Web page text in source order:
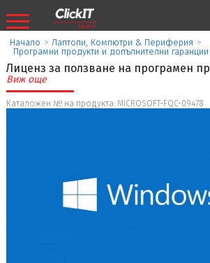
Начало > Лаптопи, Компютри & Периферия >
Програмни продукти и допълнителни гаранции
Лиценз за ползване на програмен
Виж още
Каталожен № на продукта: MICROSOFT-FQC-09478